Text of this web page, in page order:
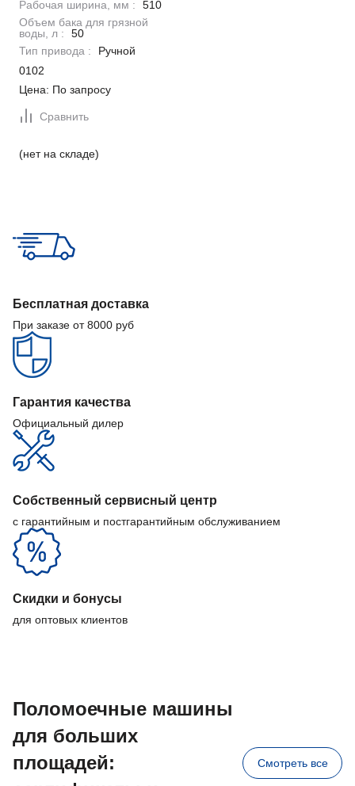
Рабочая ширина, мм :
510
Объем бака для грязной
воды, л :
50
Тип привода :
Ручной
0102
Цена: По запросу
Сравнить
(нет на складе)
Бесплатная доставка
При заказе от 8000 руб
Гарантия качества
Официальный дилер
Собственный сервисный центр
с гарантийным и постгарантийным обслуживанием
Скидки и бонусы
для оптовых клиентов
Поломоечные машины
для больших
площадей:
Смотреть все